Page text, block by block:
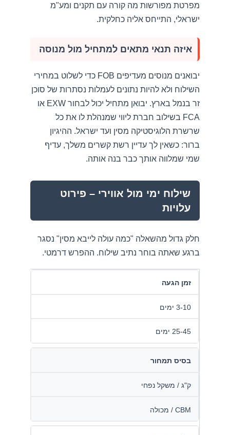
מפרטת מפורשות מה קורה עם תקנים ומע"מ
ישראלי, התייחס אליה כחלקית.
איזה תנאי מתאים למתחיל מול מנוסה
יבואנים מנוסים מעדיפים FOB כדי לשלוט במחירי
השילוח ולא להיות נתונים לעמלות נסתרות של סוכן
זר בנמל בארץ. יבואן מתחיל יכול לבחור EXW או
FCA בשילוב חברת ליווי שמנהלת לו את כל
שרשרת הלוגיסטיקה מסין ועד ישראל. ההיגיון
ברור: כשאין לך עדיין רשת קשרים משלך, עדיף
שמי שמלווה אותך כבר בנה אותה.
שילוח ימי מול אווירי – פירוט
עלויות
חלק גדול מהשאלה "כמה עולה לייבא מסין" נסגר
ברגע שאתה בוחר נתיב שילוח. ההפרש דרמטי.
זמן הגעה
3-10 ימים
25-45 ימים
בסיס תמחור
ק"ג / משקל נפחי
CBM / מכולה